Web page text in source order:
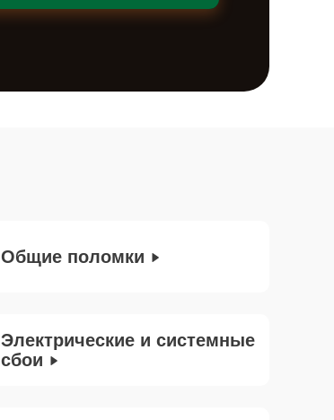
Общие поломки
Электрические и системные
сбои